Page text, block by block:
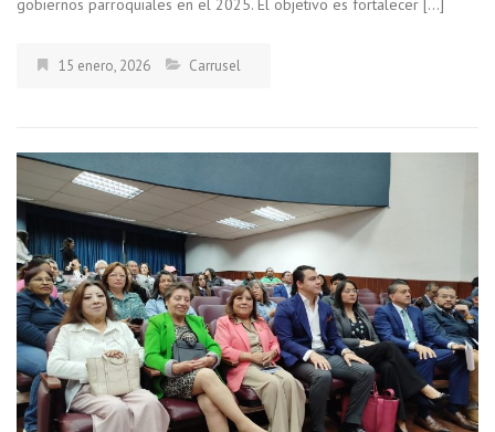
gobiernos parroquiales en el 2025. El objetivo es fortalecer […]
15 enero, 2026 Carrusel